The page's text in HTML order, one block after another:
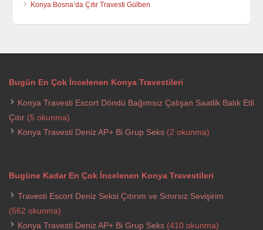
Konya Bosna’da Çıtır Travesti Gülben
Bugün En Çok İncelenen Konya Travestileri
Konya Travesti Escort Döndü Bağımsız Çalışan Saatlik Balık Etli
Çıtır (5 okunma)
Konya Travesti Deniz AP+ Bi Grup Seks (2 okunma)
Bugüne Kadar En Çok İncelenen Konya Travestileri
Travesti Escort Deniz Seksi Çıtırım ve Sınırsız Sevişirim
(562 okunma)
Konya Travesti Deniz AP+ Bi Grup Seks (410 okunma)